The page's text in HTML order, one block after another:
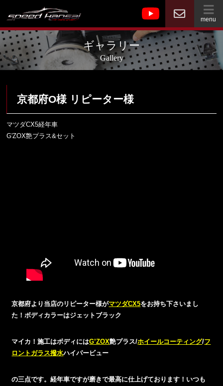
menu
ギャラリー
Gallery
京都府O様 リピーター様
マツダCX5経年車
G'ZOX艶プラス&セット
京都府より当店のリピーター様がマツダCX5をお持ち下さいまし
た！ボディカラーはジェットブラック
マイカ！施工はボディにはG’ZOX艶プラス/ホイールコーティング/フ
ロントガラス撥水ハイパービュー
の三点です。経年車ですが磨きで最高に仕上げております！いつも